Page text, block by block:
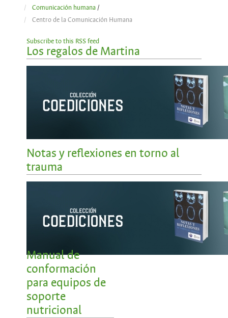
Comunicación humana /
Centro de la Comunicación Humana
Subscribe to this RSS feed
Los regalos de Martina
Notas y reflexiones en torno al
trauma
Manual de
conformación
para equipos de
soporte
nutricional